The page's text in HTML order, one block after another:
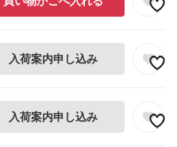
入荷案内申し込み
入荷案内申し込み